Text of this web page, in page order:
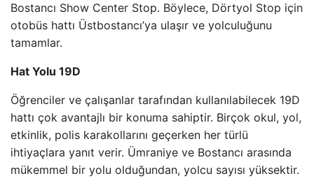
Bostancı Show Center Stop. Böylece, Dörtyol Stop için
otobüs hattı Üstbostancı’ya ulaşır ve yolculuğunu
tamamlar.
Hat Yolu 19D
Öğrenciler ve çalışanlar tarafından kullanılabilecek 19D
hattı çok avantajlı bir konuma sahiptir. Birçok okul, yol,
etkinlik, polis karakollarını geçerken her türlü
ihtiyaçlara yanıt verir. Ümraniye ve Bostancı arasında
mükemmel bir yolu olduğundan, yolcu sayısı yüksektir.